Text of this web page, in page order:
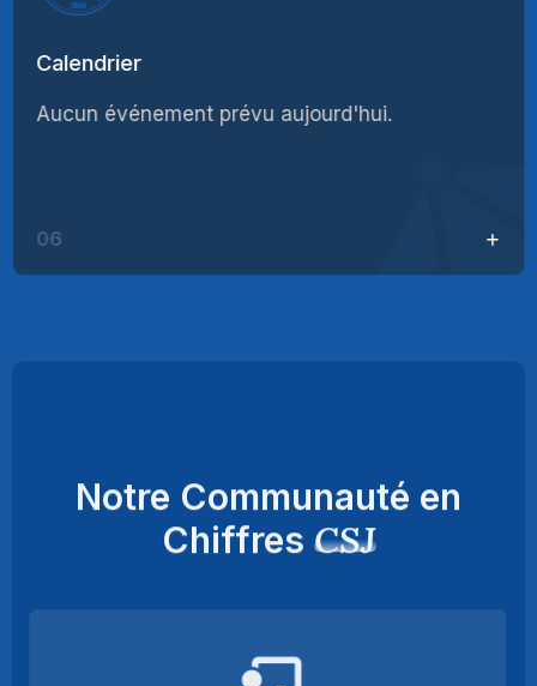
Calendrier
Aucun événement prévu aujourd'hui.
06
Notre Communauté en
Chiffres CSJ